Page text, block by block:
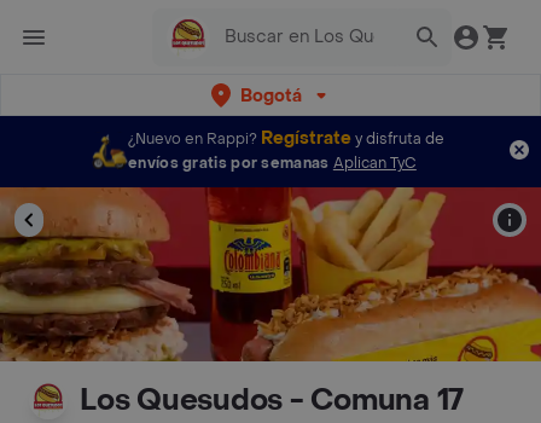
Bogotá
¿Nuevo en Rappi? Regístratey disfruta de
envíos gratis por semanas Aplican TyC
Los Quesudos - Comuna 17